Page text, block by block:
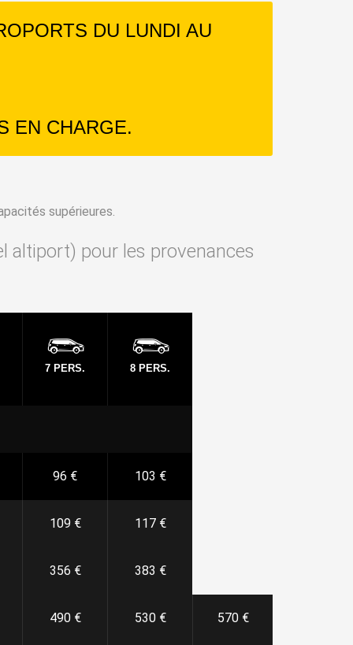
DU LUNDI AU
EN CHARGE.
supérieures.
altiport) pour les provenances
7 PERS. 8 PERS.
96 € 103 €
109 € 117 €
356 € 383 €
490 € 530 € 570 €